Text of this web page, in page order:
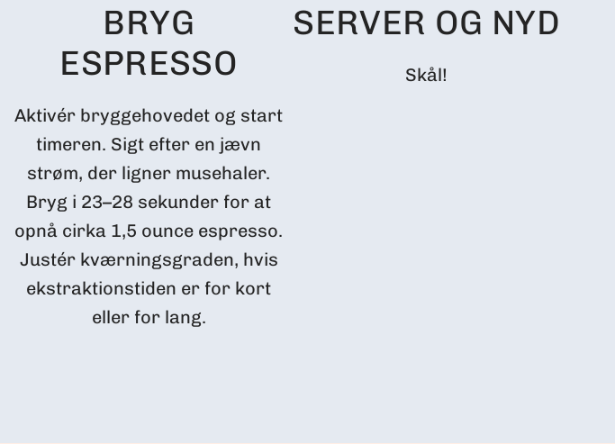
BRYG
ESPRESSO
Aktivér bryggehovedet og start
timeren. Sigt efter en jævn
strøm, der ligner musehaler.
Bryg i 23–28 sekunder for at
opnå cirka 1,5 ounce espresso.
Justér kværningsgraden, hvis
ekstraktionstiden er for kort
eller for lang.
SERVER OG NYD
Skål!